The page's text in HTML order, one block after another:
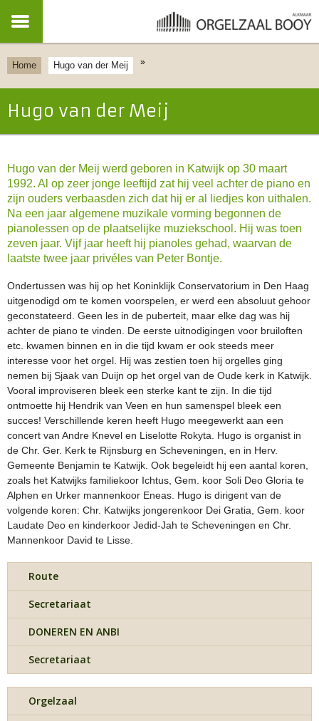
Home »
Hugo van der Meij
Hugo van der Meij
Hugo van der Meij werd geboren in Katwijk op 30 maart
1992. Al op zeer jonge leeftijd zat hij veel achter de piano en
zijn ouders verbaasden zich dat hij er al liedjes kon uithalen.
Na een jaar algemene muzikale vorming begonnen de
pianolessen op de plaatselijke muziekschool. Hij was toen
zeven jaar. Vijf jaar heeft hij pianoles gehad, waarvan de
laatste twee jaar privéles van Peter Bontje.
Ondertussen was hij op het Koninklijk Conservatorium in Den Haag
uitgenodigd om te komen voorspelen, er werd een absoluut gehoor
geconstateerd. Geen les in de puberteit, maar elke dag was hij
achter de piano te vinden. De eerste uitnodigingen voor bruiloften
etc. kwamen binnen en in die tijd kwam er ook steeds meer
interesse voor het orgel. Hij was zestien toen hij orgelles ging
nemen bij Sjaak van Duijn op het orgel van de Oude kerk in Katwijk.
Vooral improviseren bleek een sterke kant te zijn. In die tijd
ontmoette hij Hendrik van Veen en hun samenspel bleek een
succes! Verschillende keren heeft Hugo meegewerkt aan een
concert van Andre Knevel en Liselotte Rokyta. Hugo is organist in
de Chr. Ger. Kerk te Rijnsburg en Scheveningen, en in Herv.
Gemeente Benjamin te Katwijk. Ook begeleidt hij een aantal koren,
zoals het Katwijks familiekoor Ichtus, Gem. koor Soli Deo Gloria te
Alphen en Urker mannenkoor Eneas. Hugo is dirigent van de
volgende koren: Chr. Katwijks jongerenkoor Dei Gratia, Gem. koor
Laudate Deo en kinderkoor Jedid-Jah te Scheveningen en Chr.
Mannenkoor David te Lisse.
Route
Secretariaat
DONEREN EN ANBI
Secretariaat
Orgelzaal